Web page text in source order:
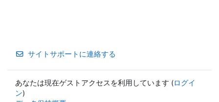
サイトサポートに連絡する
あなたは現在ゲストアクセスを利用しています (ログイ
ン)